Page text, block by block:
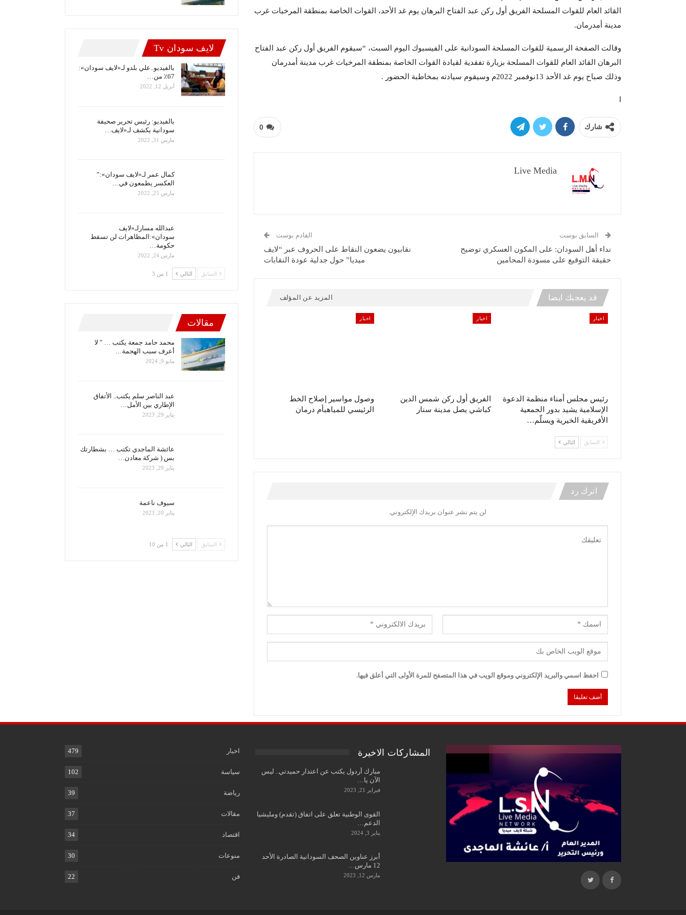
القائد العام للقوات المسلحة الفريق أول ركن عبد الفتاح البرهان يوم غد الأحد، القوات الخاصة بمنطقة المرخيات غرب
مدينة أمدرمان.
وقالت الصفحة الرسمية للقوات المسلحة السودانية على الفيسبوك اليوم السبت، “سيقوم الفريق أول ركن عبد الفتاح
البرهان القائد العام للقوات المسلحة بزيارة تفقدية لقيادة القوات الخاصة بمنطقة المرخيات غرب مدينة أمدرمان
وذلك صباح يوم غد الأحد 13نوفمبر 2022م وسيقوم سيادته بمخاطبة الحضور .
0 شارك
Live Media
السابق بوست
نداء أهل السودان: على المكون العسكري توضيح
حقيقة التوقيع على مسودة المحامين
القادم بوست
نقابيون يضعون النقاط على الحروف عبر “لايف
ميديا” حول جدلية عودة النقابات
قد يعجبك ايضا المزيد عن المؤلف
اخبار
رئيس مجلس أمناء منظمة الدعوة
الإسلامية يشيد بدور الجمعية
الأفريقية الخيرية ويسلّم…
اخبار
الفريق أول ركن شمس الدين
كباشي يصل مدينة سنار
اخبار
وصول مواسير إصلاح الخط
الرئيسي للمياهبأم درمان
السابق التالي
اترك رد
لن يتم نشر عنوان بريدك الإلكتروني.
احفظ اسمي والبريد الإلكتروني وموقع الويب في هذا المتصفح للمرة الأولى التي أعلق فيها.
لايف سودان Tv
بالفيديو..علي بلدو لـ«لايف سودان»:
67٪ من…
أبريل 12, 2022
بالفيديو: رئيس تحرير صحيفة
سودانية يكشف لـ«لايف…
مارس 31, 2022
كمال عمر لـ«لايف سودان»:”
العكسر يطمعون في…
مارس 25, 2022
عبدالله مسارلـ«لايف
سودان»:المظاهرات لن تسقط
حكومة…
مارس 24, 2022
السابق التالي 1 من 3
مقالات
محمد حامد جمعة يكتب … ” لا
أعرف سبب الهجمة…
مايو 9, 2024
عبد الناصر سلم يكتب.. الأتفاق
الإطاري بين الأمل…
يناير 29, 2023
عائشة الماجدي تكتب … بشطارتك
بس ( شركة معادن…
يناير 29, 2023
سيوف ناعمة
يناير 20, 2023
السابق التالي 1 من 10
المشاركات الاخيرة
مبارك أردول يكتب عن اعتذار حميدتي.. ليس
الآن يا…
فبراير 21, 2023
القوى الوطنية تعلق على اتفاق (تقدم) ومليشيا
الدعم…
يناير 3, 2024
أبرز عناوين الصحف السودانية الصادرة الأحد
12 مارس…
مارس 12, 2023
اخبار 479
سياسة 102
رياضة 39
مقالات 37
اقتصاد 34
منوعات 30
فن 22